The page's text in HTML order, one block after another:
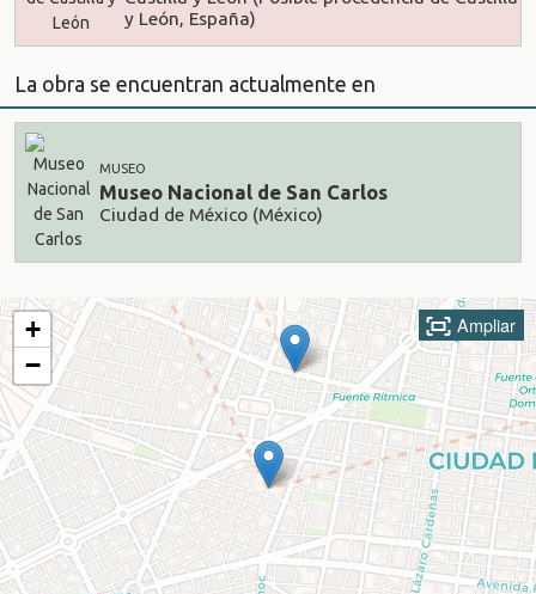
y León, España)
La obra se encuentran actualmente en
MUSEO
Museo Nacional de San Carlos
Ciudad de México (México)
Ampliar
+
−